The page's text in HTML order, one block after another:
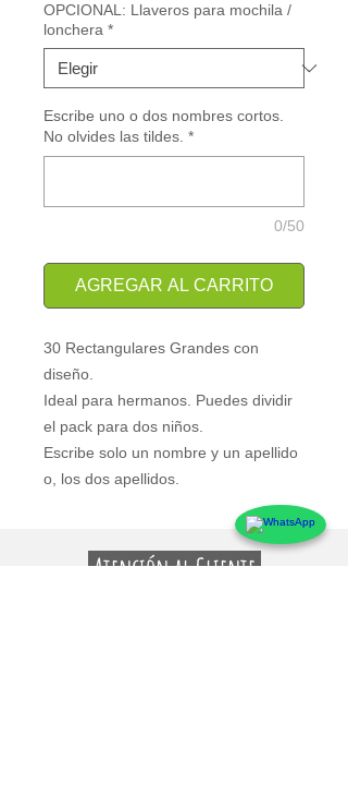
OPCIONAL: Llaveros para mochila /
lonchera *
Escribe uno o dos nombres cortos.
No olvides las tildes. *
0/50
AGREGAR AL CARRITO
30 Rectangulares Grandes con
diseño.
Ideal para hermanos. Puedes dividir
el pack para dos niños.
Escribe solo un nombre y un apellido
o, los dos apellidos.
Atención al Cliente